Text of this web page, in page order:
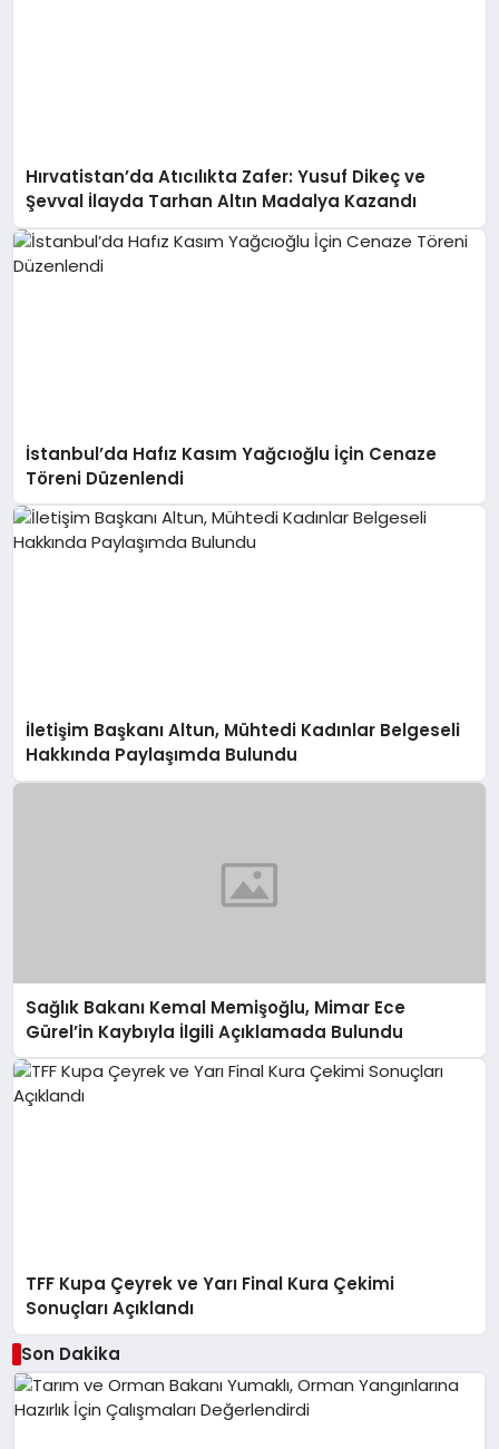
Hırvatistan’da Atıcılıkta Zafer: Yusuf Dikeç ve
Şevval İlayda Tarhan Altın Madalya Kazandı
İstanbul’da Hafız Kasım Yağcıoğlu İçin Cenaze
Töreni Düzenlendi
İletişim Başkanı Altun, Mühtedi Kadınlar Belgeseli
Hakkında Paylaşımda Bulundu
Sağlık Bakanı Kemal Memişoğlu, Mimar Ece
Gürel’in Kaybıyla İlgili Açıklamada Bulundu
TFF Kupa Çeyrek ve Yarı Final Kura Çekimi
Sonuçları Açıklandı
Son Dakika